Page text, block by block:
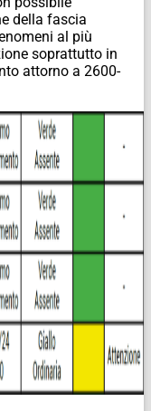
della fascia
al più
soprattutto in
attorno a 2600-